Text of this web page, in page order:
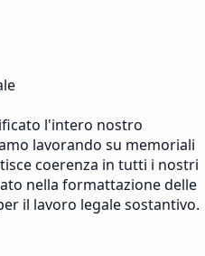
l'intero nostro
lavorando su memoriali
coerenza in tutti i nostri
nella formattazione delle
il lavoro legale sostantivo.